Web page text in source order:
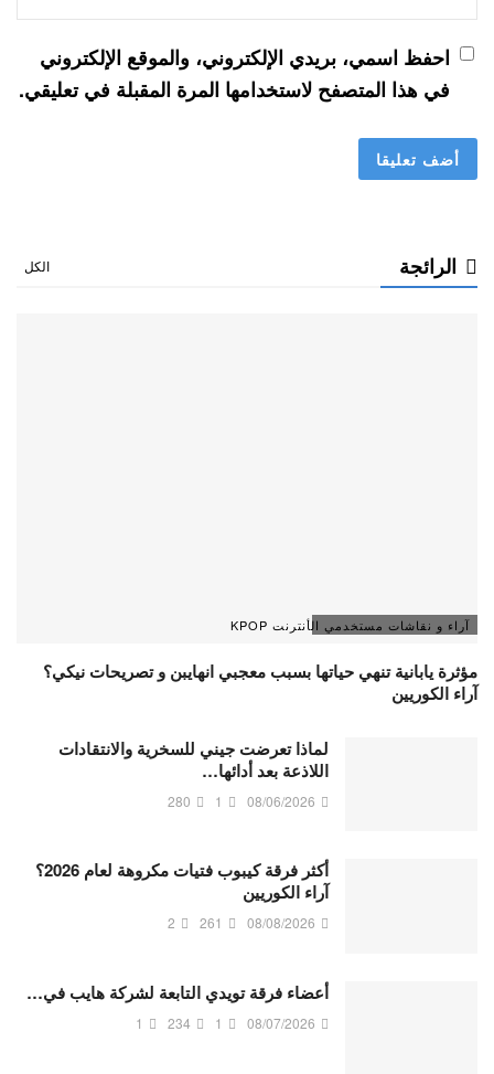
احفظ اسمي، بريدي الإلكتروني، والموقع الإلكتروني
في هذا المتصفح لاستخدامها المرة المقبلة في تعليقي.
الرائجة الكل
آراء و نقاشات مستخدمي الأنترنت KPOP
مؤثرة يابانية تنهي حياتها بسبب معجبي انهايبن و تصريحات نيكي؟
آراء الكوريين
لماذا تعرضت جيني للسخرية والانتقادات
اللاذعة بعد أدائها…
08/06/2026
1
280
أكثر فرقة كيبوب فتيات مكروهة لعام 2026؟
آراء الكوريين
08/08/2026
261
2
أعضاء فرقة تويدي التابعة لشركة هايب في…
08/07/2026
1
234
1